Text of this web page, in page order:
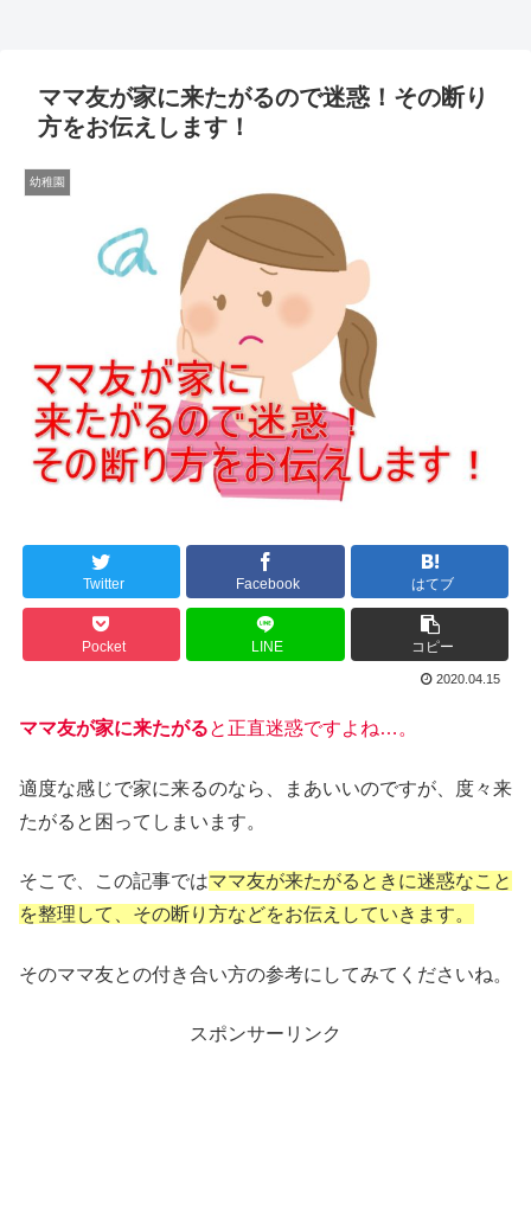
ママ友が家に来たがるので迷惑！その断り
方をお伝えします！
幼稚園
Twitter Facebook はてブ
Pocket LINE コピー
2020.04.15
ママ友が家に来たがると正直迷惑ですよね…。
適度な感じで家に来るのなら、まあいいのですが、度々来
たがると困ってしまいます。
そこで、この記事ではママ友が来たがるときに迷惑なこと
を整理して、その断り方などをお伝えしていきます。
そのママ友との付き合い方の参考にしてみてくださいね。
スポンサーリンク